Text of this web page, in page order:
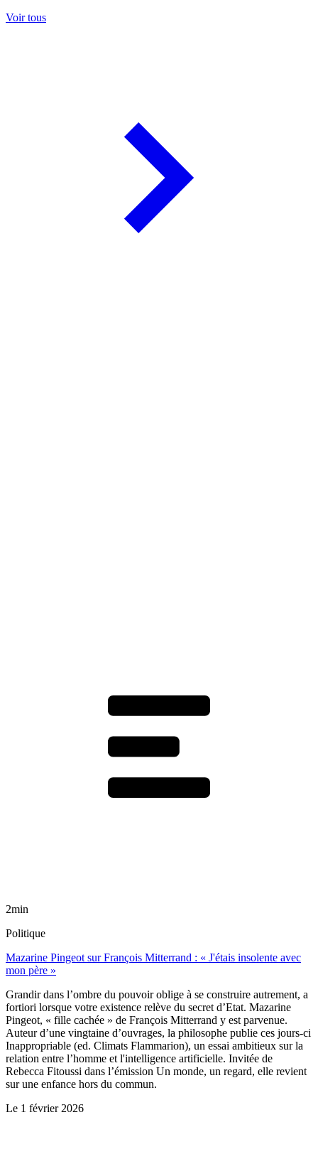
Voir tous
2min
Politique
Mazarine Pingeot sur François Mitterrand : « J'étais insolente avec
mon père »
Grandir dans l’ombre du pouvoir oblige à se construire autrement, a
fortiori lorsque votre existence relève du secret d’Etat. Mazarine
Pingeot, « fille cachée » de François Mitterrand y est parvenue.
Auteur d’une vingtaine d’ouvrages, la philosophe publie ces jours-ci
Inappropriable (ed. Climats Flammarion), un essai ambitieux sur la
relation entre l’homme et l'intelligence artificielle. Invitée de
Rebecca Fitoussi dans l’émission Un monde, un regard, elle revient
sur une enfance hors du commun.
Le 1 février 2026